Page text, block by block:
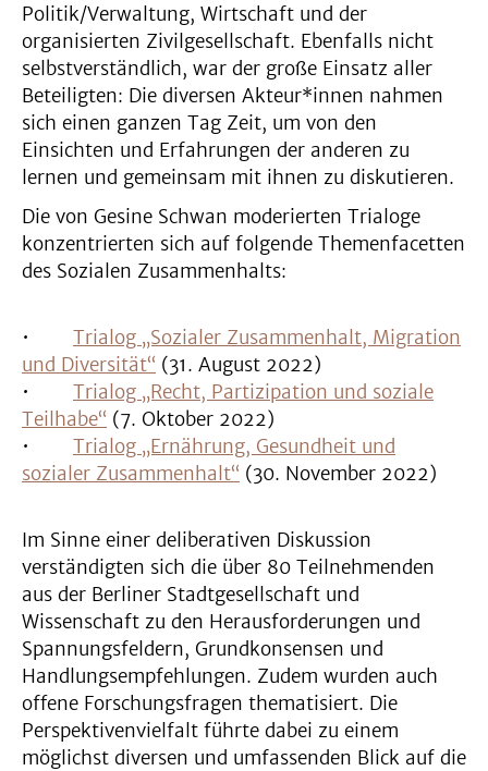
Politik/Verwaltung, Wirtschaft und der
organisierten Zivilgesellschaft. Ebenfalls nicht
selbstverständlich, war der große Einsatz aller
Beteiligten: Die diversen Akteur*innen nahmen
sich einen ganzen Tag Zeit, um von den
Einsichten und Erfahrungen der anderen zu
lernen und gemeinsam mit ihnen zu diskutieren.
Die von Gesine Schwan moderierten Trialoge
konzentrierten sich auf folgende Themenfacetten
des Sozialen Zusammenhalts:
• Trialog „Sozialer Zusammenhalt, Migration
und Diversität“ (31. August 2022)
• Trialog „Recht, Partizipation und soziale
Teilhabe“ (7. Oktober 2022)
• Trialog „Ernährung, Gesundheit und
sozialer Zusammenhalt“ (30. November 2022)
Im Sinne einer deliberativen Diskussion
verständigten sich die über 80 Teilnehmenden
aus der Berliner Stadtgesellschaft und
Wissenschaft zu den Herausforderungen und
Spannungsfeldern, Grundkonsensen und
Handlungsempfehlungen. Zudem wurden auch
offene Forschungsfragen thematisiert. Die
Perspektivenvielfalt führte dabei zu einem
möglichst diversen und umfassenden Blick auf die